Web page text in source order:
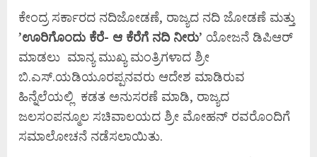
ಕೇಂದ್ರ ಸರ್ಕಾರದ ನದಿಜೋಡಣೆ, ರಾಜ್ಯದ ನದಿ ಜೋಡಣೆ ಮತ್ತು
’ಊರಿಗೊಂದು ಕೆರೆ- ಆ ಕೆರೆಗೆ ನದಿ ನೀರು’ ಯೋಜನೆ ಡಿಪಿಆರ್
ಮಾಡಲು ಮಾನ್ಯ ಮುಖ್ಯ ಮಂತ್ರಿಗಳಾದ ಶ್ರೀ
ಬಿ.ಎಸ್.ಯಡಿಯೂರಪ್ಪನವರು ಆದೇಶ ಮಾಡಿರುವ
ಹಿನ್ನೆಲೆಯಲ್ಲಿ ಕಡತ ಅನುಸರಣೆ ಮಾಡಿ, ರಾಜ್ಯದ
ಜಲಸಂಪನ್ಮೂಲ ಸಚಿವಾಲಯದ ಶ್ರೀ ಮೋಹನ್ ರವರೊಂದಿಗೆ
ಸಮಾಲೋಚನೆ ನಡೆಸಲಾಯಿತು.